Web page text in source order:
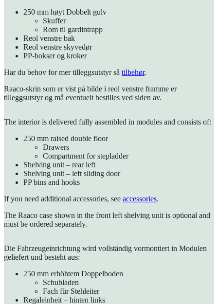
250 mm høyt Dobbelt gulv
Skuffer
Rom til gardintrapp
Reol venstre bak
Reol venstre skyvedør
PP-bokser og kroker
Har du behov for mer tilleggsutstyr så tilbehør.
Raaco-skrin som er vist på bilde i reol venstre framme er
tilleggsutstyr og må eventuelt bestilles ved siden av.
The interior is delivered fully assembled in modules and consists of:
250 mm raised double floor
Drawers
Compartment for stepladder
Shelving unit – rear left
Shelving unit – left sliding door
PP bins and hooks
If you need additional accessories, see accessories.
The Raaco case shown in the front left shelving unit is optional and
must be ordered separately.
Die Fahrzeugeinrichtung wird vollständig vormontiert in Modulen
geliefert und besteht aus:
250 mm erhöhtem Doppelboden
Schubladen
Fach für Stehleiter
Regaleinheit – hinten links